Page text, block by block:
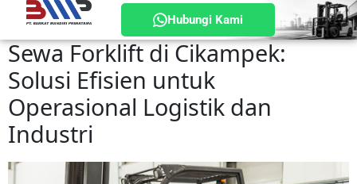
Hubungi Kami
Sewa Forklift di Cikampek:
Solusi Efisien untuk
Operasional Logistik dan
Industri